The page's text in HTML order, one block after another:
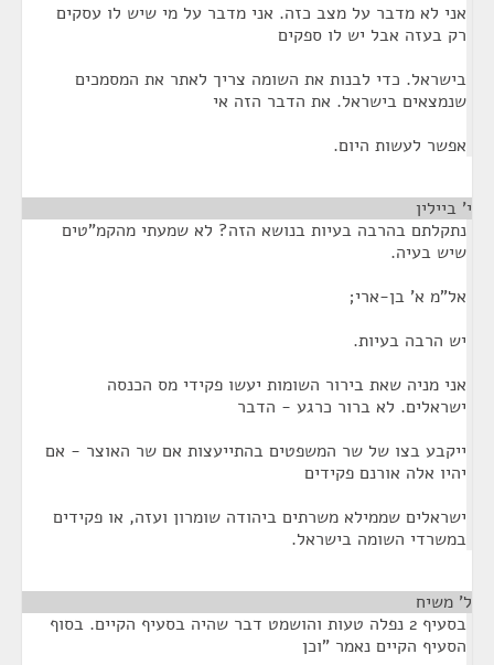
אני לא מדבר על מצב כזה. אני מדבר על מי שיש לו עסקים
רק בעזה אבל יש לו ספקים
בישראל. כדי לבנות את השומה צריך לאתר את המסמכים
שנמצאים בישראל. את הדבר הזה אי
אפשר לעשות היום.
י' ביילין
נתקלתם בהרבה בעיות בנושא הזה? לא שמעתי מהקמ"טים
שיש בעיה.
אל"מ א' בן-ארי;
יש הרבה בעיות.
אני מניה שאת בירור השומות יעשו פקידי מס הכנסה
ישראלים. לא ברור כרגע - הדבר
ייקבע בצו של שר המשפטים בהתייעצות אם שר האוצר - אם
יהיו אלה אורנם פקידים
ישראלים שממילא משרתים ביהודה שומרון ועזה, או פקידים
במשרדי השומה בישראל.
ל' משיח
בסעיף 2 נפלה טעות והושמט דבר שהיה בסעיף הקיים. בסוף
הסעיף הקיים נאמר "וכן